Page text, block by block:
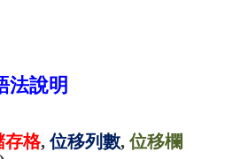
法說明
存格, 位移列數, 位移欄